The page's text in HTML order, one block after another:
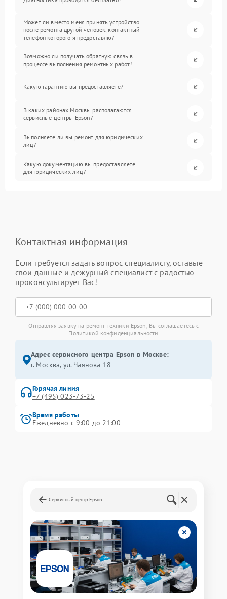
Может ли вместо меня принять устройство
после ремонта другой человек, контактный
телефон которого я предоставлю?
Возможно ли получать обратную связь в
процессе выполнения ремонтных работ?
Какую гарантию вы предоставляете?
В каких районах Москвы располагаются
сервисные центры Epson?
Выполняете ли вы ремонт для юридических
лиц?
Какую документацию вы предоставляете
для юридических лиц?
Контактная информация
Если требуется задать вопрос специалисту, оставьте
свои данные и дежурный специалист с радостью
проконсультирует Вас!
Отправляя заявку на ремонт техники Epson, Вы соглашаетесь с
Политикой конфиденциальности
Адрес сервисного центра Epson в Москве:
г. Москва, ул. Чаянова 18
Горячая линия
+7 (495) 023-73-25
Время работы
Ежедневно с 9:00 до 21:00
Сервисный центр Epson